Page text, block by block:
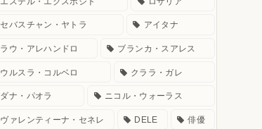
セバスチャン・ヤトラ アイタナ
ラウ・アレハンドロ ブランカ・スアレス
ウルスラ・コルベロ クララ・ガレ
ダナ・パオラ ニコル・ウォーラス
ヴァレンティーナ・セネレ DELE 俳優